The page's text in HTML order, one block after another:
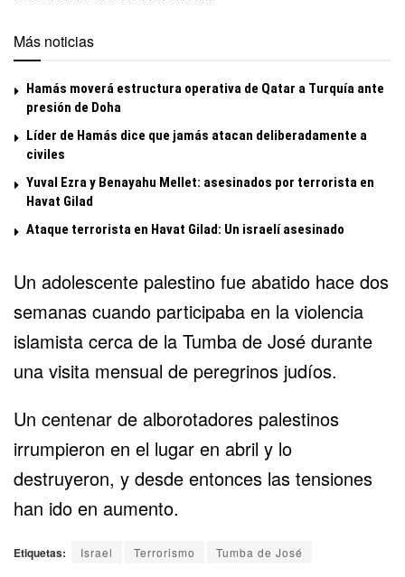
Más noticias
Hamás moverá estructura operativa de Qatar a Turquía ante
presión de Doha
Líder de Hamás dice que jamás atacan deliberadamente a
civiles
Yuval Ezra y Benayahu Mellet: asesinados por terrorista en
Havat Gilad
Ataque terrorista en Havat Gilad: Un israelí asesinado
Un adolescente palestino fue abatido hace dos
semanas cuando participaba en la violencia
islamista cerca de la Tumba de José durante
una visita mensual de peregrinos judíos.
Un centenar de alborotadores palestinos
irrumpieron en el lugar en abril y lo
destruyeron, y desde entonces las tensiones
han ido en aumento.
Etiquetas: Israel Terrorismo Tumba de José